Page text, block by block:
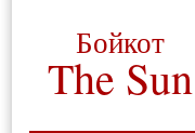
Бойкот
The Sun